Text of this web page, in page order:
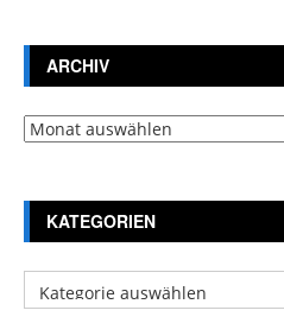
ARCHIV
Archiv
KATEGORIEN
Kategorien